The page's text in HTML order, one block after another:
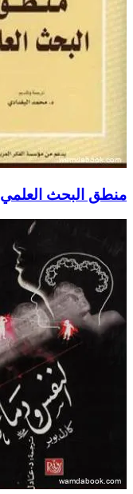
منطق البحث العلمي